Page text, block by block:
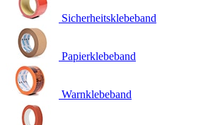
Sicherheitsklebeband
Papierklebeband
Warnklebeband